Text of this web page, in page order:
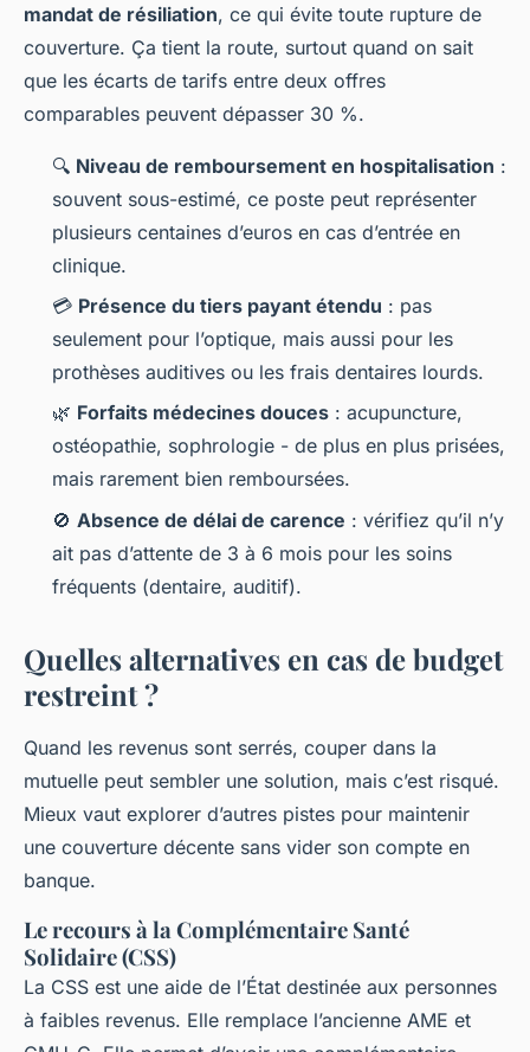
mandat de résiliation, ce qui évite toute rupture de
couverture. Ça tient la route, surtout quand on sait
que les écarts de tarifs entre deux offres
comparables peuvent dépasser 30 %.
🔍 Niveau de remboursement en hospitalisation :
souvent sous-estimé, ce poste peut représenter
plusieurs centaines d’euros en cas d’entrée en
clinique.
💳 Présence du tiers payant étendu : pas
seulement pour l’optique, mais aussi pour les
prothèses auditives ou les frais dentaires lourds.
🌿 Forfaits médecines douces : acupuncture,
ostéopathie, sophrologie - de plus en plus prisées,
mais rarement bien remboursées.
🚫 Absence de délai de carence : vérifiez qu’il n’y
ait pas d’attente de 3 à 6 mois pour les soins
fréquents (dentaire, auditif).
Quelles alternatives en cas de budget
restreint ?
Quand les revenus sont serrés, couper dans la
mutuelle peut sembler une solution, mais c’est risqué.
Mieux vaut explorer d’autres pistes pour maintenir
une couverture décente sans vider son compte en
banque.
Le recours à la Complémentaire Santé
Solidaire (CSS)
La CSS est une aide de l’État destinée aux personnes
à faibles revenus. Elle remplace l’ancienne AME et